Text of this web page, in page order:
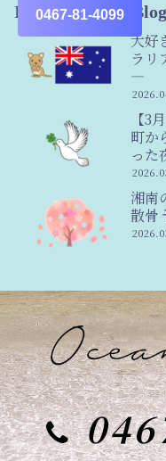
0467-81-4099
Information & Blog
大好
ラリ
―
【3
町か
った
湘南
散骨